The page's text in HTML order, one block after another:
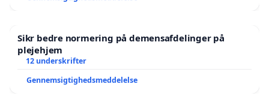
Sikr bedre normering på demensafdelinger på
plejehjem
12 underskrifter
Gennemsigtighedsmeddelelse